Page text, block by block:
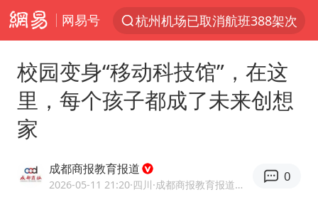
网易号
杭州机场已取消航班388架次
《披荆斩棘2026》阵容官宣
王艺迪2-4不敌张本美和止步4强
校园变身“移动科技馆”，在这
里，每个孩子都成了未来创想
家
成都商报教育报道
2026-05-11 21:20·四川 ·成都商报教育报道官方网易号
0